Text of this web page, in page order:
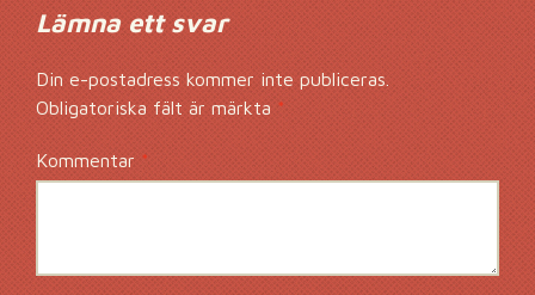
Lämna ett svar
Din e-postadress kommer inte publiceras.
Obligatoriska fält är märkta*
Kommentar*